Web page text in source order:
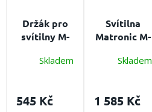
Držák pro
svítilny M-
přilbu
uchycení
Skladem
545 Kč
Svítilna
Matronic M-
LED s ATEX
AA baterie,
Skladem
1 585 Kč